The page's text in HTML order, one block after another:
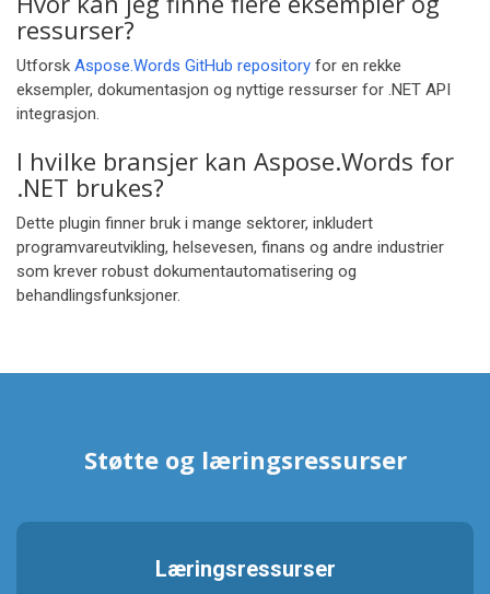
ressurser?
Utforsk Aspose.Words GitHub repository for en rekke
eksempler, dokumentasjon og nyttige ressurser for .NET API
integrasjon.
I hvilke bransjer kan Aspose.Words for
.NET brukes?
Dette plugin finner bruk i mange sektorer, inkludert
programvareutvikling, helsevesen, finans og andre industrier
som krever robust dokumentautomatisering og
behandlingsfunksjoner.
Støtte og læringsressurser
Læringsressurser